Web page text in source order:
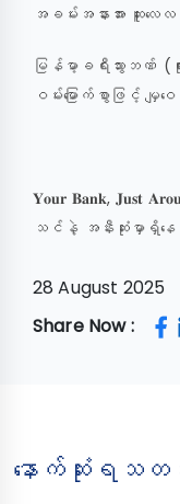
အခမ်းအနားအား ဆူးလေလ
မြန်မာ့ခရီးသွားဘဏ်
ဝမ်းမြောက်စွာဖြင့်
𝐘𝐨𝐮𝐫 𝐁𝐚𝐧𝐤, 𝐉𝐮𝐬𝐭
သင်နဲ့ အနီးဆုံးမှာရှိန
28 August 2025
Share Now :
နောက်ဆုံးရသတင်း